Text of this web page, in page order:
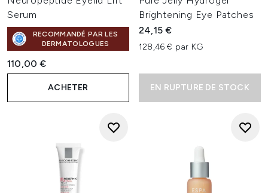
Serum
RECOMMANDÉ PAR LES
DERMATOLOGUES
110,00 €
ACHETER
Brightening Eye Patches
24,15 €
128,46 € par KG
EN RUPTURE DE STOCK